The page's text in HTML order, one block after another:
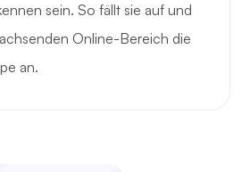
sein. So fällt sie auf und
Online-Bereich die
an.